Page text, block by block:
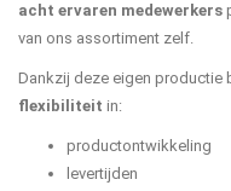
acht ervaren medewerkers
van ons assortiment zelf.
Dankzij deze eigen productie
flexibiliteit in:
productontwikkeling
levertijden